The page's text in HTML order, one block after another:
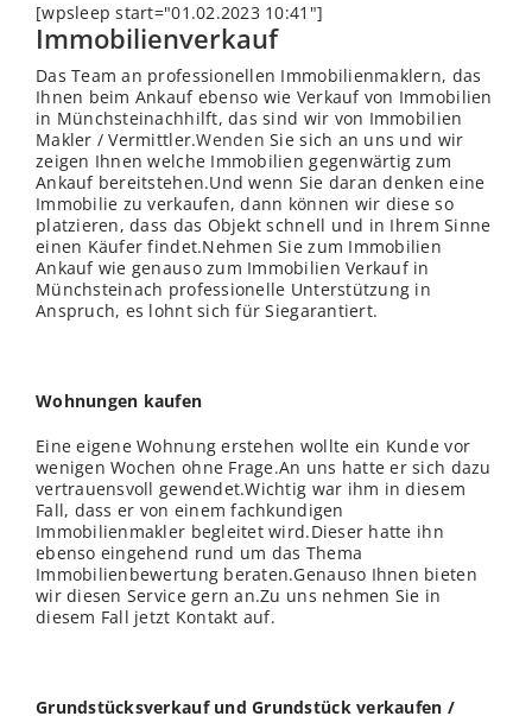
[wpsleep start="01.02.2023 10:41"]
Immobilienverkauf
Das Team an professionellen Immobilienmaklern, das
Ihnen beim Ankauf ebenso wie Verkauf von Immobilien
in Münchsteinachhilft, das sind wir von Immobilien
Makler / Vermittler.Wenden Sie sich an uns und wir
zeigen Ihnen welche Immobilien gegenwärtig zum
Ankauf bereitstehen.Und wenn Sie daran denken eine
Immobilie zu verkaufen, dann können wir diese so
platzieren, dass das Objekt schnell und in Ihrem Sinne
einen Käufer findet.Nehmen Sie zum Immobilien
Ankauf wie genauso zum Immobilien Verkauf in
Münchsteinach professionelle Unterstützung in
Anspruch, es lohnt sich für Siegarantiert.
Wohnungen kaufen
Eine eigene Wohnung erstehen wollte ein Kunde vor
wenigen Wochen ohne Frage.An uns hatte er sich dazu
vertrauensvoll gewendet.Wichtig war ihm in diesem
Fall, dass er von einem fachkundigen
Immobilienmakler begleitet wird.Dieser hatte ihn
ebenso eingehend rund um das Thema
Immobilienbewertung beraten.Genauso Ihnen bieten
wir diesen Service gern an.Zu uns nehmen Sie in
diesem Fall jetzt Kontakt auf.
Grundstücksverkauf und Grundstück verkaufen /